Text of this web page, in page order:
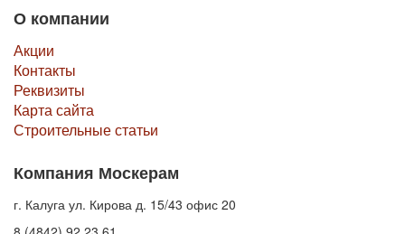
О компании
Акции
Контакты
Реквизиты
Карта сайта
Строительные статьи
Компания Москерам
г. Калуга ул. Кирова д. 15/43 офис 20